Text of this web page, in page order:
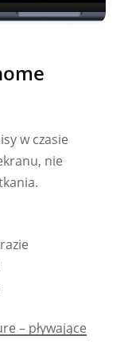
w czasie
nie
– pływające